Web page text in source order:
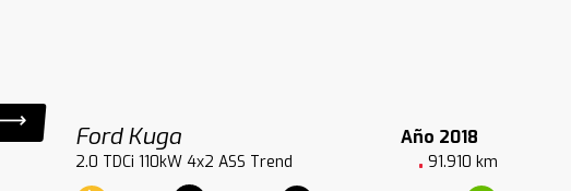
Ford Kuga
Año 2018
2.0 TDCi 110kW 4x2 ASS Trend
91.910 km